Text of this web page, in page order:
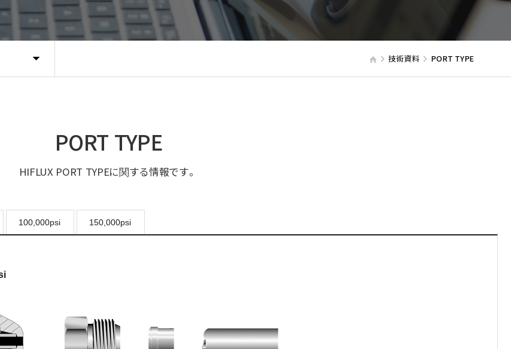
技術資料 PORT TYPE
PORT TYPE
HIFLUX PORT TYPEに関する情報です。